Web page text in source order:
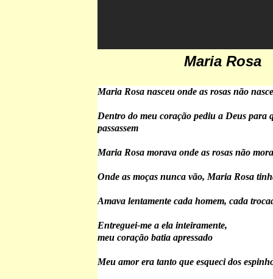
Maria Rosa
Maria Rosa nasceu onde as rosas não
Dentro do meu coração pediu a Deus para
passassem
Maria Rosa morava onde as rosas não
Onde as moças nunca vão, Maria Rosa
Amava lentamente cada homem, cada
Entreguei-me a ela inteiramente,
meu coração batia apressado
Meu amor era tanto que esqueci dos